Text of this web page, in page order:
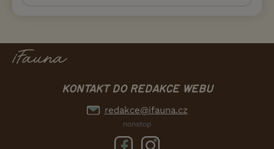
KONTAKT DO REDAKCE WEBU
redakce@ifauna.cz
nonstop